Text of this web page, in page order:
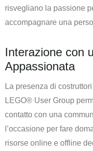
risvegliano la passione
accompagnare una
Interazione con
Appassionata
La presenza di
LEGO® User Group
contatto con una
l’occasione per fare
risorse online e offline